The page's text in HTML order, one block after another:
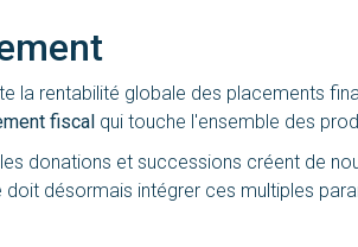
la rentabilité globale des placements
fiscal qui touche l'ensemble des
donations et successions créent de
désormais intégrer ces multiples